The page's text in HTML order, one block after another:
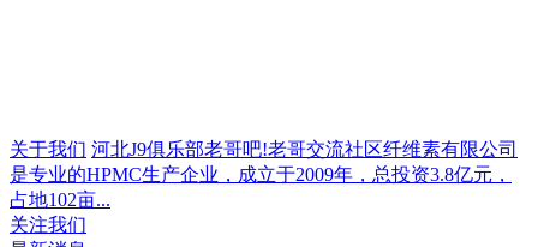
关于我们 河北J9俱乐部老哥吧!老哥交流社区纤维素有限公司
是专业的HPMC生产企业，成立于2009年，总投资3.8亿元，
占地102亩...
关注我们